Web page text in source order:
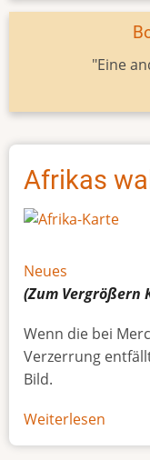
"Eine
Afrikas
Neues
(Zum Vergrößern
Wenn die bei
Verzerrung
Bild.
Weiterlesen